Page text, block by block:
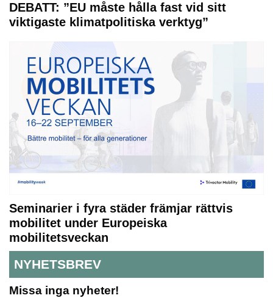
DEBATT: ”EU måste hålla fast vid sitt
viktigaste klimatpolitiska verktyg”
Seminarier i fyra städer främjar rättvis
mobilitet under Europeiska
mobilitetsveckan
NYHETSBREV
Missa inga nyheter!